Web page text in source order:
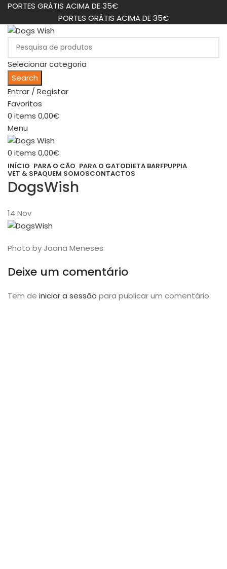
PORTES GRÁTIS ACIMA DE 35€
PORTES GRÁTIS ACIMA DE 35€
Selecionar categoria
Search
Entrar / Registar
Favoritos
0 items 0,00€
Menu
0 items 0,00€
INÍCIO PARA O CÃO PARA O GATODIETA BARFPUPPIA
VET & SPAQUEM SOMOSCONTACTOS
DogsWish
14 Nov
Photo by Joana Meneses
Deixe um comentário
Tem de iniciar a sessão para publicar um comentário.